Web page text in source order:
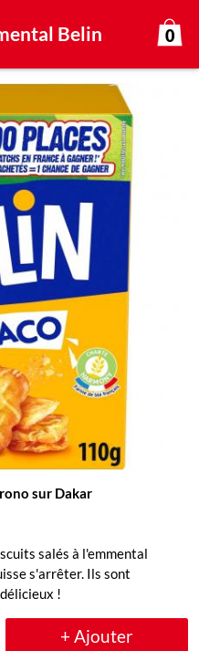
Belin 0
sur Dakar
salés à l'emmental
s'arrêter. Ils sont
!
+ Ajouter